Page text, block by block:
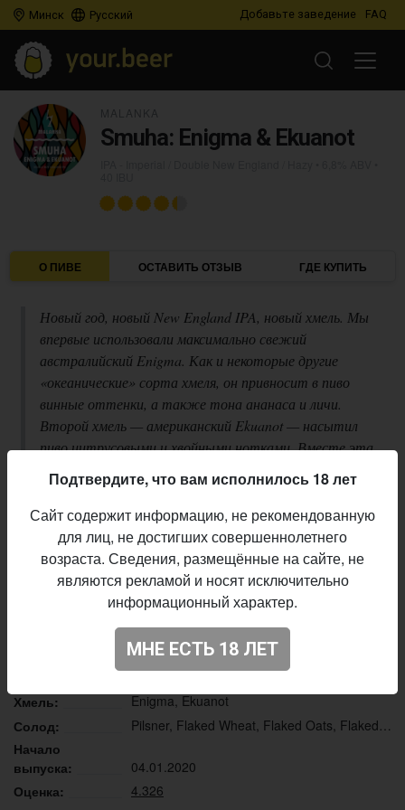
Минск Русский Добавьте заведение FAQ
Smuha: Enigma & Ekuanot
О ПИВЕ ОСТАВИТЬ ОТЗЫВ ГДЕ КУПИТЬ
Новый год, новый New England IPA, новый хмель. Мы
впервые использовали максимально свежий
австралийский Enigma. Как и некоторые другие
«океанические» сорта хмеля, он привносит в пиво
винные оттенки, а также тона ананаса и личи.
Второй хмель — американский Ekuanot — насытил
пиво цитрусовыми и хвойными нотками. Вместе эта
также приятную, длительную, но чрезмерную горечь
в послевкусии
Описание производителя
Пивоварня:
Malanka
IPA - Imperial / Double New England / Hazy
18,0%
6,8%
40 IBU
Хмель:
Enigma, Ekuanot
Солод:
Начало
выпуска:
04.01.2020
Оценка:
4.326
Подтвердите, что вам исполнилось 18 лет
Сайт содержит информацию, не рекомендованную
для лиц, не достигших совершеннолетнего
возраста. Сведения, размещённые на сайте, не
являются рекламой и носят исключительно
информационный характер.
МНЕ ЕСТЬ 18 ЛЕТ